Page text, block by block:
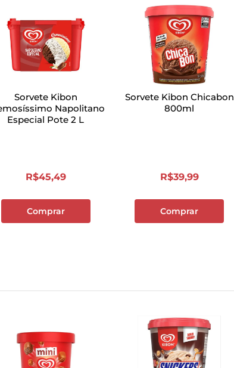
Sorvete Kibon
Napolitano
Especial Pote 2 L
R$45,49
Comprar
Sorvete Kibon Chicabon
800ml
R$39,99
Comprar